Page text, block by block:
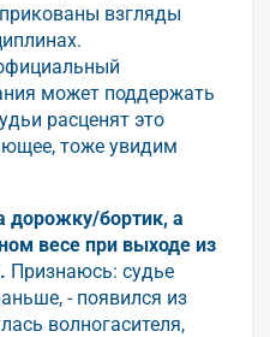
взгляды
может поддержать
расценят это
тоже увидим
дорожку/бортик, а
весе при выходе из
Признаюсь: судье
- появился из
волногасителя,